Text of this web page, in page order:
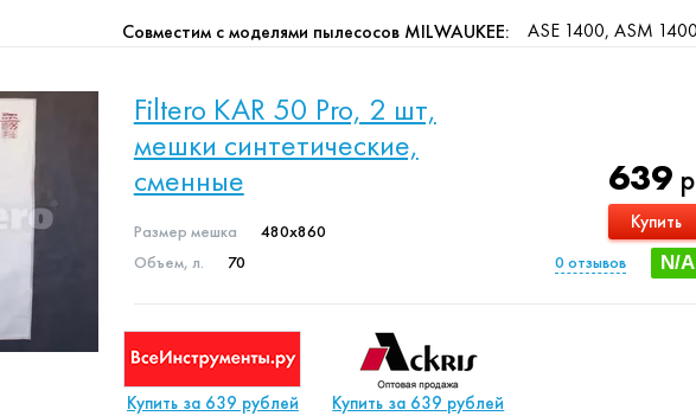
Совместим с моделями пылесосов MILWAUKEE: ASE 1400, ASM
Filtero KAR 50 Pro, 2 шт,
мешки синтетические,
сменные
Размер мешка
480x860
Объем, л.
70
639
Купить
N/A
0 отзывов
Купить за 639 рублей Купить за 639 рублей